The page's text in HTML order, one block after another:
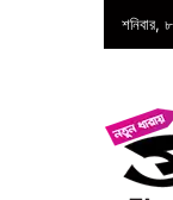
শনিবার,